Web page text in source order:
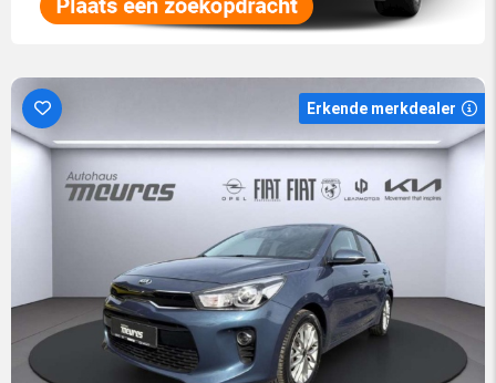
Erkende merkdealer